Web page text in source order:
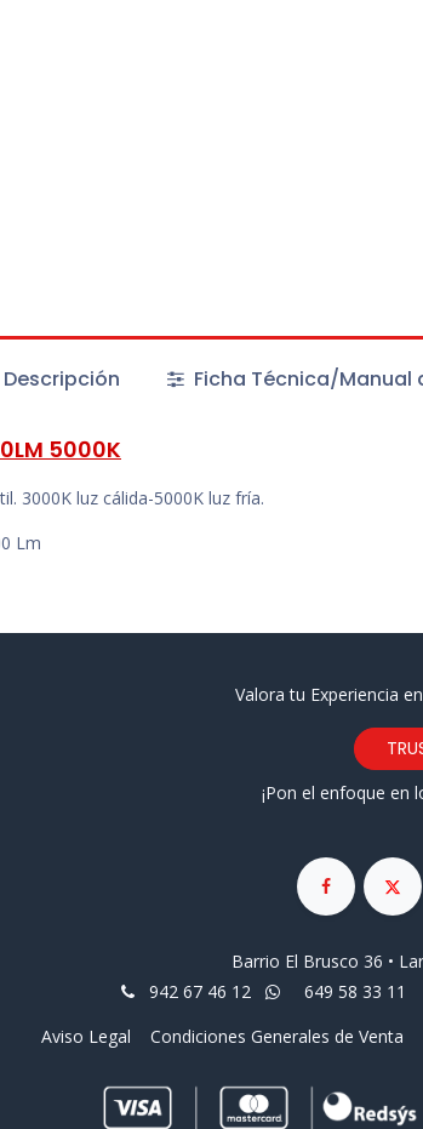
Descripción Ficha Técnica/Manual
5000K
3000K luz cálida-5000K luz fría.
Lm
Valora tu Experiencia
¡Pon el enfoque en
Barrio El Brusco 36 •
942 67 46 12
649 58 33 11
Aviso Legal
Condiciones Generales de Venta